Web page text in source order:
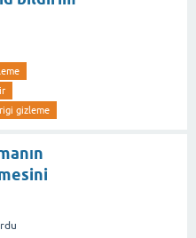
gizleme